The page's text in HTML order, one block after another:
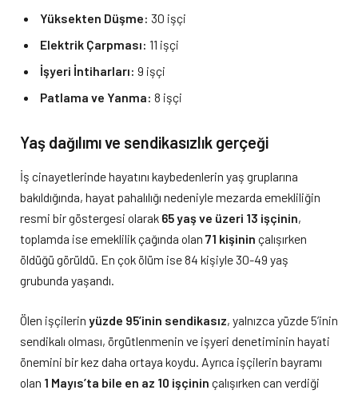
Yüksekten Düşme: 30 işçi
Elektrik Çarpması: 11 işçi
İşyeri İntiharları: 9 işçi
Patlama ve Yanma: 8 işçi
Yaş dağılımı ve sendikasızlık gerçeği
İş cinayetlerinde hayatını kaybedenlerin yaş gruplarına
bakıldığında, hayat pahalılığı nedeniyle mezarda emekliliğin
resmi bir göstergesi olarak 65 yaş ve üzeri 13 işçinin,
toplamda ise emeklilik çağında olan 71 kişinin çalışırken
öldüğü görüldü. En çok ölüm ise 84 kişiyle 30-49 yaş
grubunda yaşandı.
Ölen işçilerin yüzde 95’inin sendikasız, yalnızca yüzde 5’inin
sendikalı olması, örgütlenmenin ve işyeri denetiminin hayati
önemini bir kez daha ortaya koydu. Ayrıca işçilerin bayramı
olan 1 Mayıs’ta bile en az 10 işçinin çalışırken can verdiği